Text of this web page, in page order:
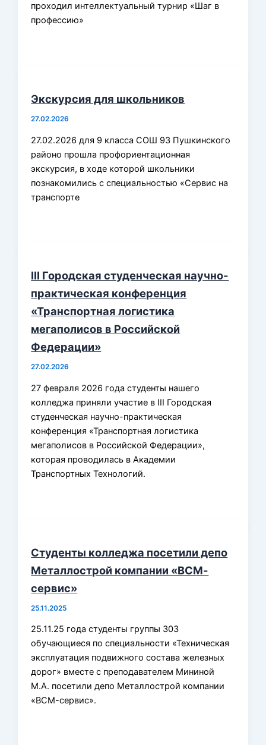
проходил интеллектуальный турнир «Шаг в
профессию»
Экскурсия для школьников
27.02.2026
27.02.2026 для 9 класса СОШ 93 Пушкинского
районо прошла профориентационная
экскурсия, в ходе которой школьники
познакомились с специальностью «Сервис на
транспорте
III Городская студенческая научно-
практическая конференция
«Транспортная логистика
мегаполисов в Российской
Федерации»
27.02.2026
27 февраля 2026 года студенты нашего
колледжа приняли участие в III Городская
студенческая научно-практическая
конференция «Транспортная логистика
мегаполисов в Российской Федерации»,
которая проводилась в Академии
Транспортных Технологий.
Студенты колледжа посетили депо
Металлострой компании «ВСМ-
сервис»
25.11.2025
25.11.25 года студенты группы 303
обучающиеся по специальности «Техническая
эксплуатация подвижного состава железных
дорог» вместе с преподавателем Мининой
М.А. посетили депо Металлострой компании
«ВСМ-сервис».